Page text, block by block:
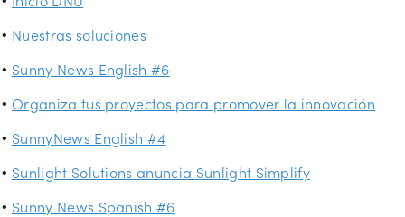
Nuestras soluciones
Sunny News English #6
Organiza tus proyectos para promover la innovación
SunnyNews English #4
Sunlight Solutions anuncia Sunlight Simplify
Sunny News Spanish #6